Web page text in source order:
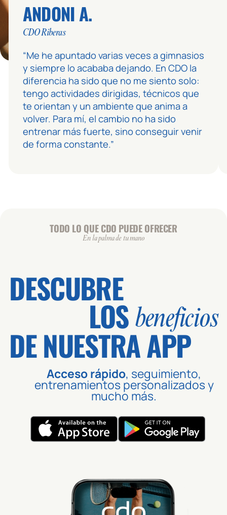
ANDONI A.
CDO Riberas
“Me he apuntado varias veces a gimnasios
y siempre lo acababa dejando. En CDO la
diferencia ha sido que no me siento solo:
tengo actividades dirigidas, técnicos que
te orientan y un ambiente que anima a
volver. Para mí, el cambio no ha sido
entrenar más fuerte, sino conseguir venir
de forma constante.”
TODO LO QUE CDO PUEDE OFRECER
En la palma de tu mano
DESCUBRE
LOS beneficios
DE NUESTRA APP
Acceso rápido, seguimiento,
entrenamientos personalizados y
mucho más.